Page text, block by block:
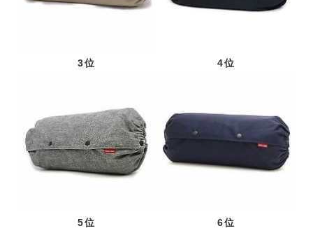
3位 4位
5位 6位